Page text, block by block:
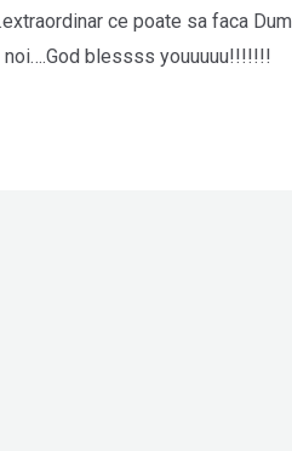
ce poate sa faca
blessss youuuuu!!!!!!!